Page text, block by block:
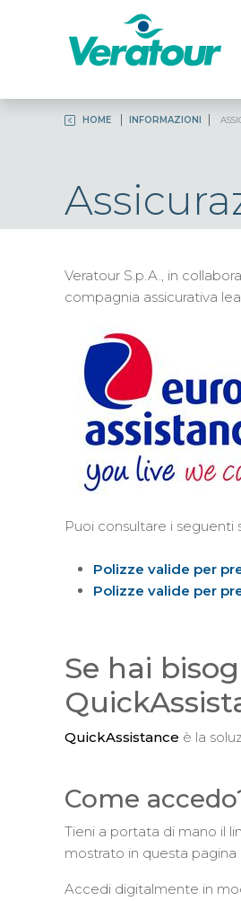
HOME INFORMAZIONI
Veratour S.p.A., in
compagnia assicurativa
Puoi consultare i
Polizze valide per
Polizze valide per
Se hai
QuickAssistance è la
Come
Tieni a portata di mano il
mostrato in questa pagina
Accedi digitalmente in